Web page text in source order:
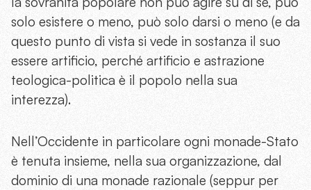
solo esistere o meno, può solo darsi o meno (e da
questo punto di vista si vede in sostanza il suo
essere artificio, perché artificio e astrazione
teologica-politica è il popolo nella sua
interezza).
Nell’Occidente in particolare ogni monade-Stato
è tenuta insieme, nella sua organizzazione, dal
dominio di una monade razionale (seppur per